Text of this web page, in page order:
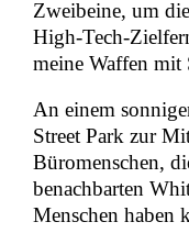
Zweibeine, um
High-Tech-
meine Waffen mit
An einem
Street Park zur
Büromenschen,
benachbarten
Menschen haben